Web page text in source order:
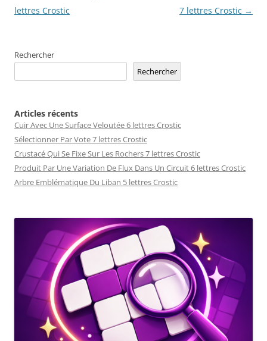
des
lettres Crostic
7 lettres Crostic →
Rechercher
Rechercher
Articles récents
Cuir Avec Une Surface Veloutée 6 lettres Crostic
Sélectionner Par Vote 7 lettres Crostic
Crustacé Qui Se Fixe Sur Les Rochers 7 lettres Crostic
Produit Par Une Variation De Flux Dans Un Circuit 6 lettres Crostic
Arbre Emblématique Du Liban 5 lettres Crostic